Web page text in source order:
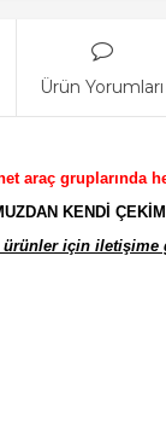
Ürün Yorumları
araç gruplarında
KENDİ
ürünler için iletişime